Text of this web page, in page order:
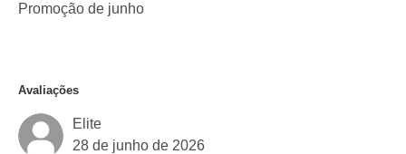
Promoção de junho
Avaliações
Elite
28 de junho de 2026